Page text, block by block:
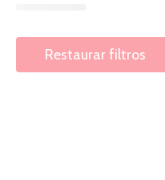
Restaurar filtros